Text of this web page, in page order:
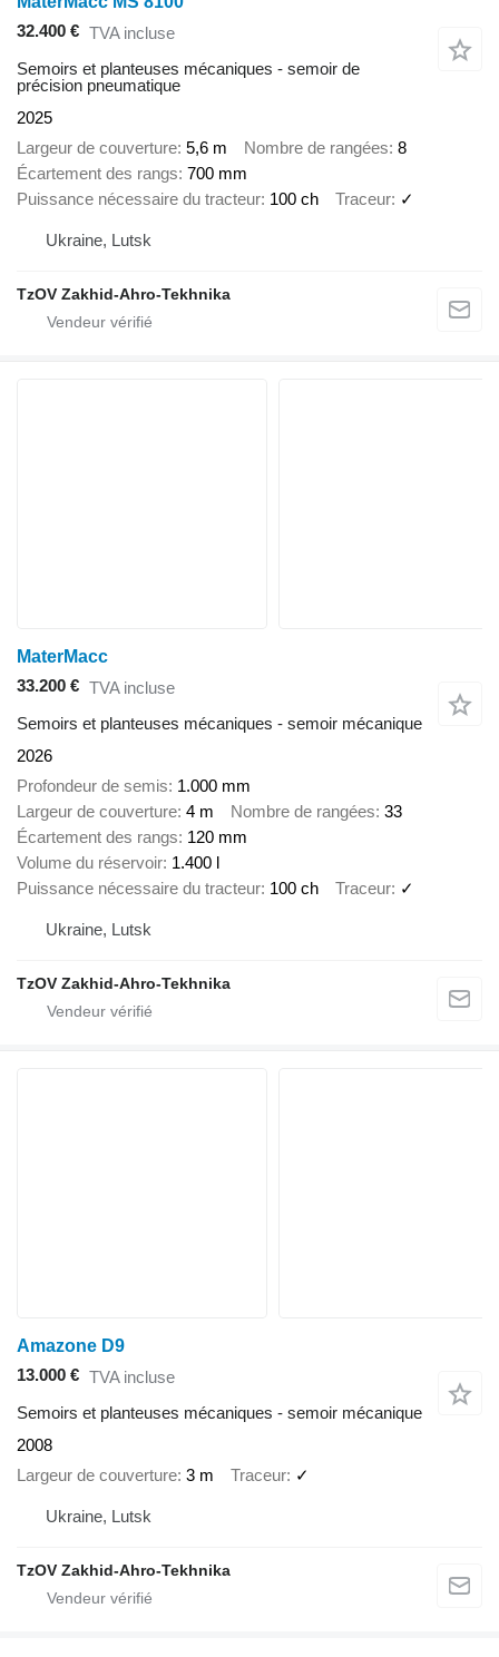
32.400 € TVA incluse
Semoirs et planteuses mécaniques - semoir de
précision pneumatique
2025
Largeur de couverture 5,6 m Nombre de rangées 8
Écartement des rangs 700 mm
Puissance nécessaire du tracteur 100 ch Traceur ✓
Ukraine, Lutsk
TzOV Zakhid-Ahro-Tekhnika
MaterMacc
33.200 € TVA incluse
Semoirs et planteuses mécaniques - semoir mécanique
2026
Profondeur de semis 1.000 mm
Largeur de couverture 4 m Nombre de rangées 33
Écartement des rangs 120 mm
Volume du réservoir 1.400 l
Puissance nécessaire du tracteur 100 ch Traceur ✓
Ukraine, Lutsk
TzOV Zakhid-Ahro-Tekhnika
Amazone D9
13.000 € TVA incluse
Semoirs et planteuses mécaniques - semoir mécanique
2008
Largeur de couverture 3 m Traceur ✓
Ukraine, Lutsk
TzOV Zakhid-Ahro-Tekhnika